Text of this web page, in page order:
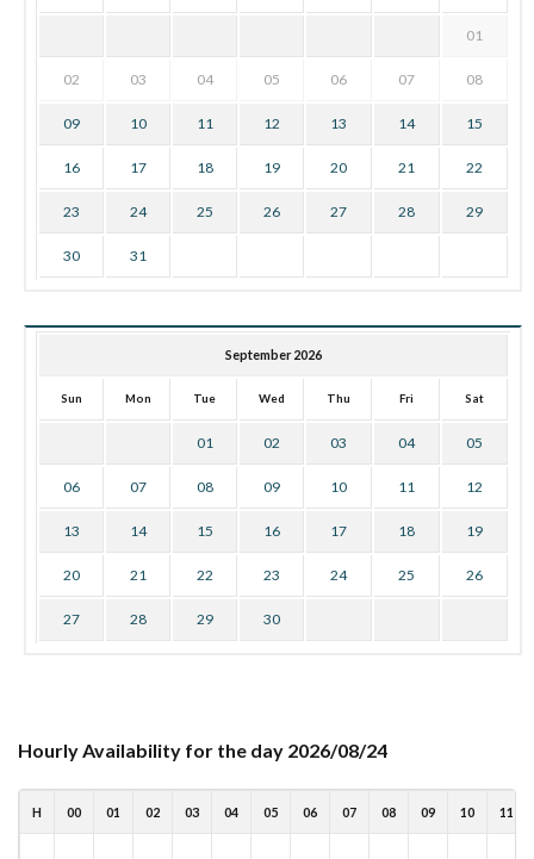
01
02 03 04 05 06 07 08
09 10 11 12 13 14 15
16 17 18 19 20 21 22
23 24 25 26 27 28 29
30 31
September 2026
Sun Mon Tue Wed Thu Fri Sat
01 02 03 04 05
06 07 08 09 10 11 12
13 14 15 16 17 18 19
20 21 22 23 24 25 26
27 28 29 30
Hourly Availability for the day 2026/08/24
H 00 01 02 03 04 05 06 07 08 09 10 11